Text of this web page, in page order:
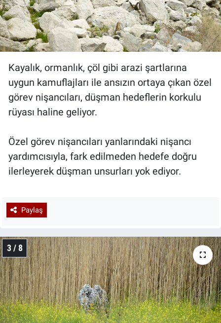
Kayalık, ormanlık, çöl gibi arazi şartlarına
uygun kamuflajları ile ansızın ortaya çıkan özel
görev nişancıları, düşman hedeflerin korkulu
rüyası haline geliyor.
Özel görev nişancıları yanlarındaki nişancı
yardımcısıyla, fark edilmeden hedefe doğru
ilerleyerek düşman unsurları yok ediyor.
Paylaş
3 / 8